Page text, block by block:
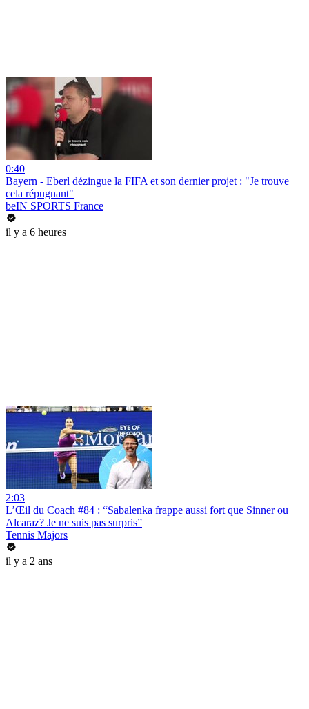
0:40
Bayern - Eberl dézingue la FIFA et son dernier projet : "Je trouve
cela répugnant"
beIN SPORTS France
il y a 6 heures
2:03
L’Œil du Coach #84 : “Sabalenka frappe aussi fort que Sinner ou
Alcaraz? Je ne suis pas surpris”
Tennis Majors
il y a 2 ans